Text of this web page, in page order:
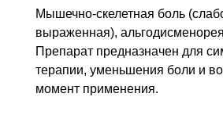
Мышечно-скелетная боль
выраженная),
Препарат предназначен для
терапии, уменьшения боли и
момент применения.